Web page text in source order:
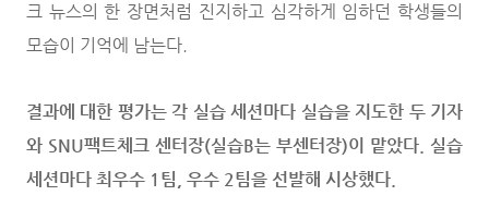
크 뉴스의 한 장면처럼 진지하고 심각하게 임하던 학생들의
모습이 기억에 남는다.
결과에 대한 평가는 각 실습 세션마다 실습을 지도한 두 기자
와 SNU팩트체크 센터장(실습B는 부센터장)이 맡았다. 실습
세션마다 최우수 1팀, 우수 2팀을 선발해 시상했다.